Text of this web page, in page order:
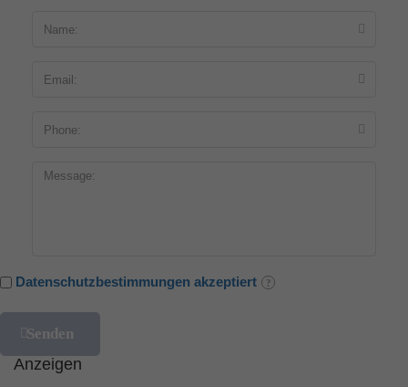
Datenschutzbestimmungen akzeptiert
Anzeigen
Blumengeschäfte
Rosenbote.de – Blumenversand für Blumen